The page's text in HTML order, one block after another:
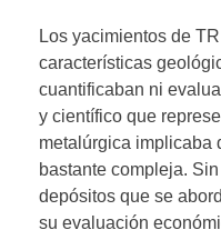
Los yacimientos de
características
cuantificaban ni
y científico que
metalúrgica implicaba
bastante compleja.
depósitos que se
su evaluación